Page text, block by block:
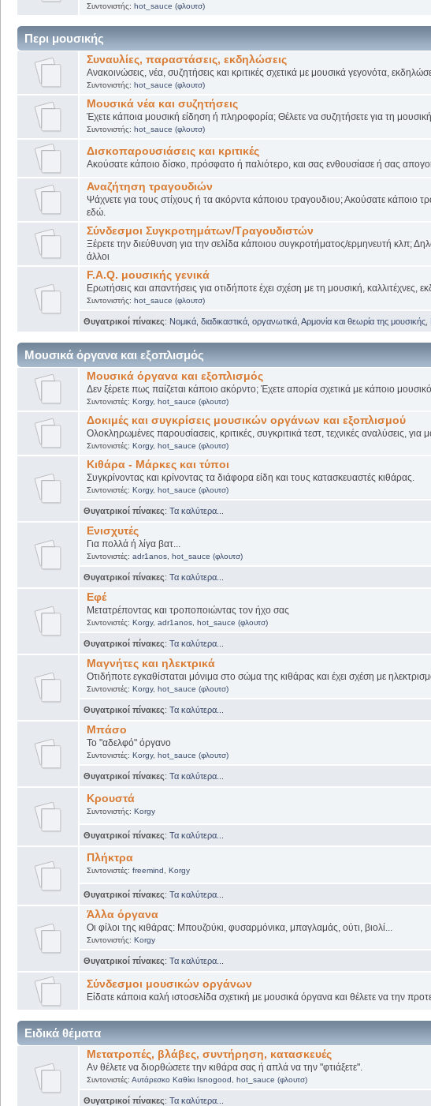
Συντονιστής: hot_sauce (φλουτσ)
Περι μουσικής
Συναυλίες, παραστάσεις, εκδηλώσεις
Ανακοινώσεις, νέα, συζητήσεις και κριτικές σχετικά με μουσικά γεγονότα,
Συντονιστής: hot_sauce (φλουτσ)
Μουσικά νέα και συζητήσεις
Έχετε κάποια μουσική είδηση ή πληροφορία; Θέλετε να συζητήσετε για τη
Συντονιστής: hot_sauce (φλουτσ)
Δισκοπαρουσιάσεις και κριτικές
Ακούσατε κάποιο δίσκο, πρόσφατο ή παλιότερο, και σας ενθουσίασε ή σας
Αναζήτηση τραγουδιών
Ψάχνετε για τους στίχους ή τα ακόρντα κάποιου τραγουδιου; Ακούσατε κάποιο
εδώ.
Σύνδεσμοι Συγκροτημάτων/Τραγουδιστών
Ξέρετε την διεύθυνση για την σελίδα κάποιου συγκροτήματος/ερμηνευτή κλπ;
άλλοι
F.A.Q. μουσικής γενικά
Ερωτήσεις και απαντήσεις για οτιδήποτε έχει σχέση με τη μουσική, καλλιτέχνες,
Συντονιστής: hot_sauce (φλουτσ)
Θυγατρικοί πίνακες: Νομικά, διαδικαστικά, οργανωτικά Αρμονία και θεωρία της μουσικής
Μουσικά όργανα και εξοπλισμός
Μουσικά όργανα και εξοπλισμός
Δεν ξέρετε πως παίζεται κάποιο ακόρντο; Έχετε απορία σχετικά με κάποιο
Συντονιστές: Korgy, hot_sauce (φλουτσ)
Δοκιμές και συγκρίσεις μουσικών οργάνων και εξοπλισμού
Ολοκληρωμένες παρουσίασεις, κριτικές, συγκριτικά τεστ, τεχνικές αναλύσεις, για
Συντονιστές: Korgy, hot_sauce (φλουτσ)
Κιθάρα - Μάρκες και τύποι
Συγκρίνοντας και κρίνοντας τα διάφορα είδη και τους κατασκευαστές κιθάρας.
Συντονιστές: Korgy, hot_sauce (φλουτσ)
Θυγατρικοί πίνακες: Τα καλύτερα...
Ενισχυτές
Για πολλά ή λίγα βατ...
Συντονιστές: adr1anos, hot_sauce (φλουτσ)
Θυγατρικοί πίνακες: Τα καλύτερα...
Εφέ
Μετατρέποντας και τροποποιώντας τον ήχο σας
Συντονιστές: Korgy, adr1anos, hot_sauce (φλουτσ)
Θυγατρικοί πίνακες: Τα καλύτερα...
Μαγνήτες και ηλεκτρικά
Οτιδήποτε εγκαθίσταται μόνιμα στο σώμα της κιθάρας και έχει σχέση με
Συντονιστές: Korgy, hot_sauce (φλουτσ)
Θυγατρικοί πίνακες: Τα καλύτερα...
Μπάσο
Το "αδελφό" όργανο
Συντονιστές: Korgy, hot_sauce (φλουτσ)
Θυγατρικοί πίνακες: Τα καλύτερα...
Κρουστά
Συντονιστής: Korgy
Θυγατρικοί πίνακες: Τα καλύτερα...
Πλήκτρα
Συντονιστές: freemind Korgy
Θυγατρικοί πίνακες: Τα καλύτερα...
Άλλα όργανα
Οι φίλοι της κιθάρας: Μπουζούκι, φυσαρμόνικα, μπαγλαμάς, ούτι, βιολί...
Συντονιστής: Korgy
Θυγατρικοί πίνακες: Τα καλύτερα...
Σύνδεσμοι μουσικών οργάνων
Είδατε κάποια καλή ιστοσελίδα σχετική με μουσικά όργανα και θέλετε να την
Ειδικά θέματα
Μετατροπές, βλάβες, συντήρηση, κατασκευές
Αν θέλετε να διορθώσετε την κιθάρα σας ή απλά να την "φτιάξετε".
Συντονιστές: Αυτάρεσκο Καθίκι Isnogood hot_sauce (φλουτσ)
Θυγατρικοί πίνακες: Τα καλύτερα...